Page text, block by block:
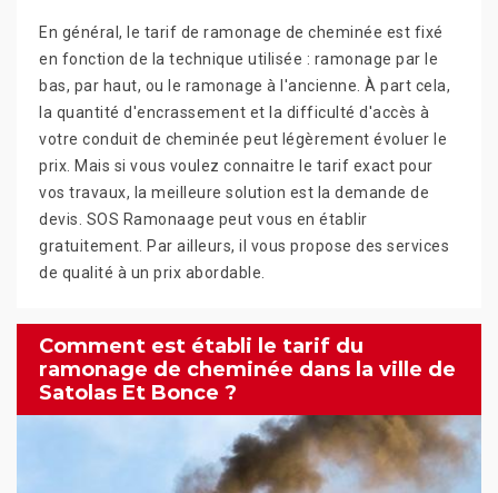
En général, le tarif de ramonage de cheminée est fixé
en fonction de la technique utilisée : ramonage par le
bas, par haut, ou le ramonage à l'ancienne. À part cela,
la quantité d'encrassement et la difficulté d'accès à
votre conduit de cheminée peut légèrement évoluer le
prix. Mais si vous voulez connaitre le tarif exact pour
vos travaux, la meilleure solution est la demande de
devis. SOS Ramonaage peut vous en établir
gratuitement. Par ailleurs, il vous propose des services
de qualité à un prix abordable.
Comment est établi le tarif du
ramonage de cheminée dans la ville de
Satolas Et Bonce ?